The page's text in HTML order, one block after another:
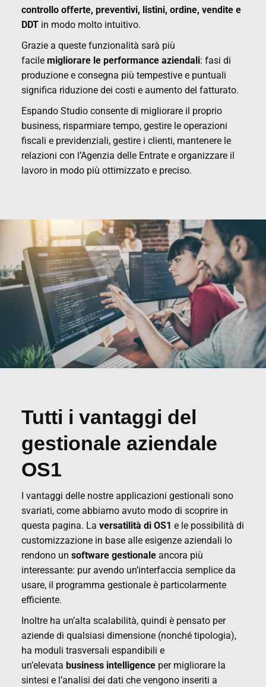
controllo offerte, preventivi, listini, ordine, vendite e
DDTin modo molto intuitivo.
Grazie a queste funzionalità sarà più
facile migliorare le performance aziendali: fasi di
produzione e consegna più tempestive e puntuali
significa riduzione dei costi e aumento del fatturato.
Espando Studio consente di migliorare il proprio
business, risparmiare tempo, gestire le operazioni
fiscali e previdenziali, gestire i clienti, mantenere le
relazioni con l’Agenzia delle Entrate e organizzare il
lavoro in modo più ottimizzato e preciso.
Tutti i vantaggi del
gestionale aziendale
OS1
I vantaggi delle nostre applicazioni gestionali sono
svariati, come abbiamo avuto modo di scoprire in
questa pagina. La versatilità di OS1 e le possibilità di
customizzazione in base alle esigenze aziendali lo
rendono un software gestionaleancora più
interessante: pur avendo un’interfaccia semplice da
usare, il programma gestionale è particolarmente
efficiente.
Inoltre ha un’alta scalabilità, quindi è pensato per
aziende di qualsiasi dimensione (nonché tipologia),
ha moduli trasversali espandibili e
un’elevata business intelligenceper migliorare la
sintesi e l’analisi dei dati che vengono inseriti a